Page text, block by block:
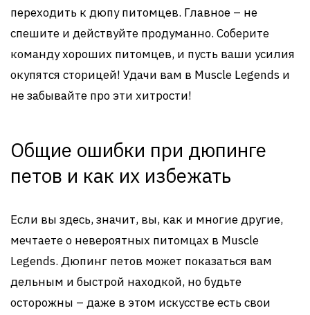
переходить к дюпу питомцев. Главное – не
спешите и действуйте продуманно. Соберите
команду хороших питомцев, и пусть ваши усилия
окупятся сторицей! Удачи вам в Muscle Legends и
не забывайте про эти хитрости!
Общие ошибки при дюпинге
петов и как их избежать
Если вы здесь, значит, вы, как и многие другие,
мечтаете о невероятных питомцах в Muscle
Legends. Дюпинг петов может показаться вам
дельным и быстрой находкой, но будьте
осторожны – даже в этом искусстве есть свои